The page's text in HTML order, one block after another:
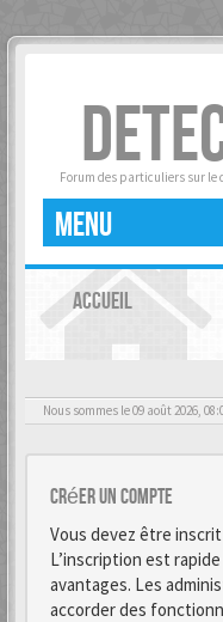
Forum des particuliers sur le
MENU
ACCUEIL
Nous sommes le 09 août 2026,
Créer un Compte
Vous devez être
L’inscription est
avantages. Les
accorder des